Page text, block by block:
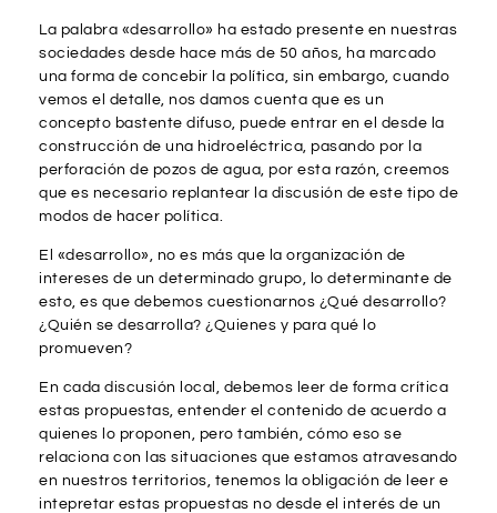
La palabra «desarrollo» ha estado presente en nuestras
sociedades desde hace más de 50 años, ha marcado
una forma de concebir la política, sin embargo, cuando
vemos el detalle, nos damos cuenta que es un
concepto bastente difuso, puede entrar en el desde la
construcción de una hidroeléctrica, pasando por la
perforación de pozos de agua, por esta razón, creemos
que es necesario replantear la discusión de este tipo de
modos de hacer política.
El «desarrollo», no es más que la organización de
intereses de un determinado grupo, lo determinante de
esto, es que debemos cuestionarnos ¿Qué desarrollo?
¿Quién se desarrolla? ¿Quienes y para qué lo
promueven?
En cada discusión local, debemos leer de forma crítica
estas propuestas, entender el contenido de acuerdo a
quienes lo proponen, pero también, cómo eso se
relaciona con las situaciones que estamos atravesando
en nuestros territorios, tenemos la obligación de leer e
intepretar estas propuestas no desde el interés de un